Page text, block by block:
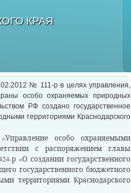
КРАЯ
№ 111-р в целях управления,
особо охраняемых природных
РФ создано государственное
территориями Краснодарского
особо охраняемыми
с распоряжением главы
р «О создании государственного
государственного бюджетного
территориями Краснодарского